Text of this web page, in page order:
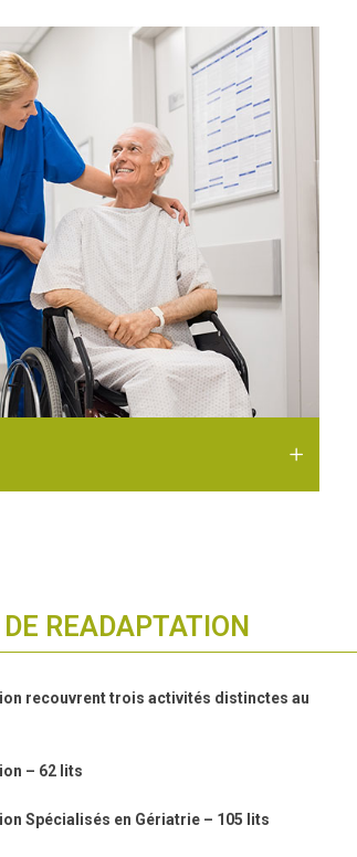
READAPTATION
recouvrent trois activités distinctes au
– 62 lits
Spécialisés en Gériatrie – 105 lits